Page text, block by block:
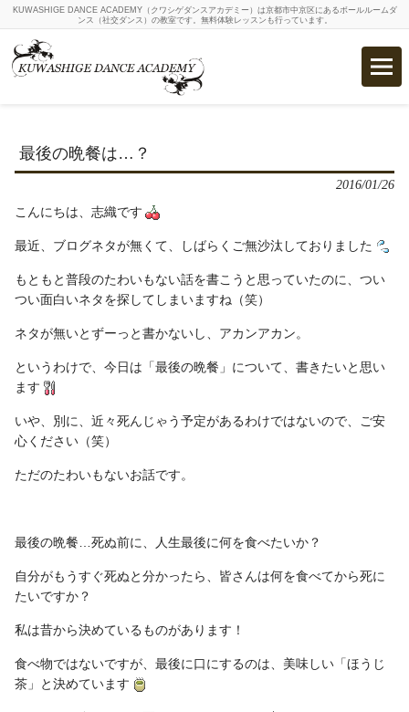
KUWASHIGE DANCE ACADEMY（クワシゲダンスアカデミー）は京都市中京区にあるボールルームダ
ンス（社交ダンス）の教室です。無料体験レッスンも行っています。
最後の晩餐は…？
2016/01/26
こんにちは、志織です
最近、ブログネタが無くて、しばらくご無沙汰しておりました
もともと普段のたわいもない話を書こうと思っていたのに、つい
つい面白いネタを探してしまいますね（笑）
ネタが無いとずーっと書かないし、アカンアカン。
というわけで、今日は「最後の晩餐」について、書きたいと思い
ます
いや、別に、近々死んじゃう予定があるわけではないので、ご安
心ください（笑）
ただのたわいもないお話です。
最後の晩餐…死ぬ前に、人生最後に何を食べたいか？
自分がもうすぐ死ぬと分かったら、皆さんは何を食べてから死に
たいですか？
私は昔から決めているものがあります！
食べ物ではないですが、最後に口にするのは、美味しい「ほうじ
茶」と決めています